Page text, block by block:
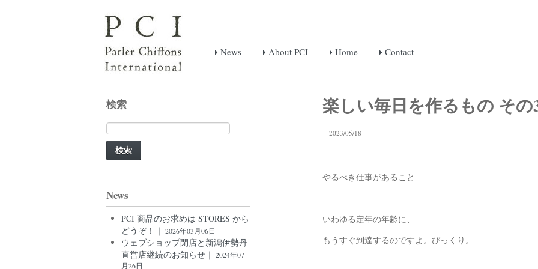
News About PCI Home Contact
楽しい毎日を作るもの その
2023/05/18
やるべき仕事があること
いわゆる定年の年齢に、
もうすぐ到達するのですよ。びっくり。
検索
検
索:
News
PCI 商品のお求めは STORES から
どうぞ！｜ 2026年03月06日
ウェブショップ閉店と新潟伊勢丹
直営店継続のお知らせ｜ 2024年07
月26日